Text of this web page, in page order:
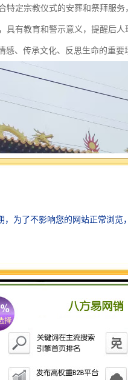
特定宗教仪式的安葬和祭拜服
具有教育和警示意义，提醒后
感、传承文化、反思生命的重要